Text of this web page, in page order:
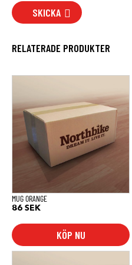
SKICKA
RELATERADE PRODUKTER
MUG ORANGE
86 SEK
KÖP NU